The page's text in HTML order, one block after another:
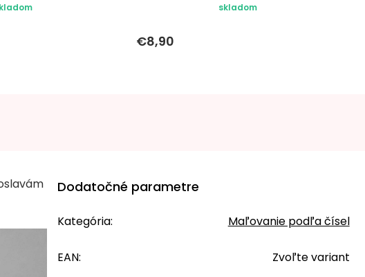
skladom
€8,90
Dodatočné parametre
Kategória: Maľovanie podľa čísel
EAN: Zvoľte variant